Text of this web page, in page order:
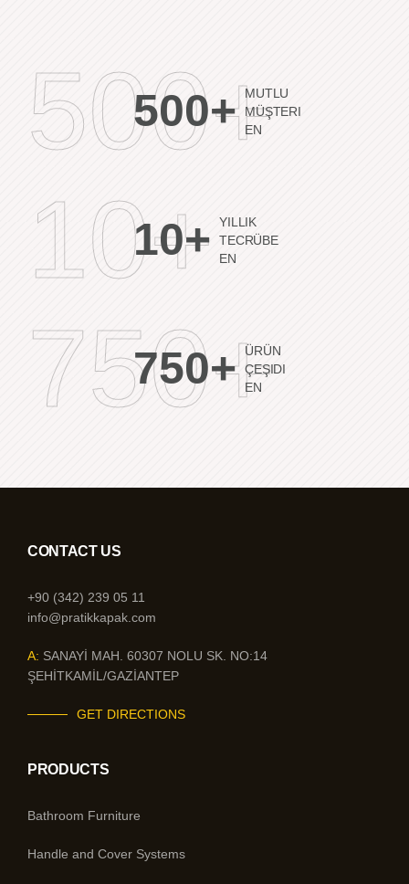
500+
500+
MUTLU
MÜŞTERI
EN
10+
10+
YILLIK
TECRÜBE
EN
750+
750+
ÜRÜN
ÇEŞIDI
EN
CONTACT US
+90 (342) 239 05 11
info@pratikkapak.com
A: SANAYİ MAH. 60307 NOLU SK. NO:14
ŞEHİTKAMİL/GAZİANTEP
GET DIRECTIONS
PRODUCTS
Bathroom Furniture
Handle and Cover Systems